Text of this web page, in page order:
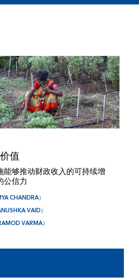
尔玛
）
值
够推动财政收入的可持续增
公信力
CHANDRA）
VAID）
VARMA）